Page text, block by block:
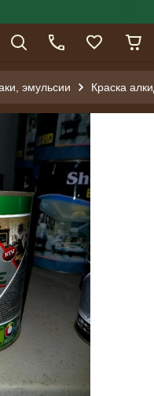
эмульсии Краска